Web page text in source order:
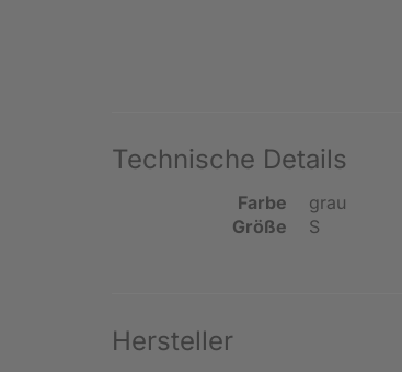
Technische Details
Farbe
grau
Größe
S
Hersteller